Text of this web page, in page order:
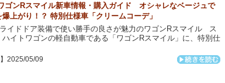
ゴンRスマイル新車情報・購入ガイド オシャレなベージュで
上がり！？ 特別仕様車「クリームコーデ」
イドドア装備で使い勝手の良さが魅力のワゴンRスマイル ス
ハイトワゴンの軽自動車である「ワゴンRスマイル」に、特別仕
】2025/05/09